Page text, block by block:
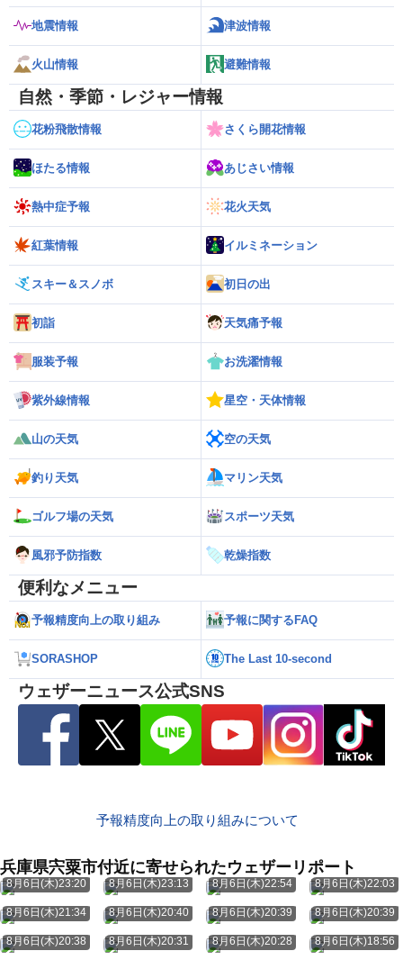
地震情報 津波情報
火山情報 避難情報
自然・季節・レジャー情報
花粉飛散情報 さくら開花情報
ほたる情報 あじさい情報
熱中症予報 花火天気
紅葉情報 イルミネーション
スキー＆スノボ 初日の出
初詣 天気痛予報
服装予報 お洗濯情報
紫外線情報 星空・天体情報
山の天気 空の天気
釣り天気 マリン天気
ゴルフ場の天気 スポーツ天気
風邪予防指数 乾燥指数
便利なメニュー
予報精度向上の取り組み 予報に関するFAQ
SORASHOP The Last 10-second
ウェザーニュース公式SNS
予報精度向上の取り組みについて
兵庫県宍粟市付近に寄せられたウェザーリポート
8月6日(木)23:20 8月6日(木)23:13 8月6日(木)22:54 8月6日(木)22:03
8月6日(木)21:34 8月6日(木)20:40 8月6日(木)20:39 8月6日(木)20:39
8月6日(木)20:38 8月6日(木)20:31 8月6日(木)20:28 8月6日(木)18:56